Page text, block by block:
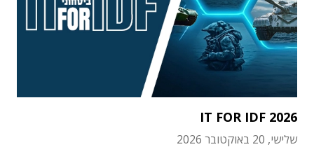
IT FOR IDF 2026
שלישי, 20 באוקטובר 2026